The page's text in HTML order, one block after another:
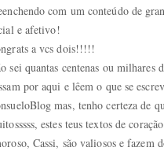
com um conteúdo de
e afetivo!
a vcs dois!!!!!
sei quantas centenas ou milhares
por aqui e lêem o que se
mas, tenho certeza de
estes teus textos de
Cassi, são valiosos e fazem